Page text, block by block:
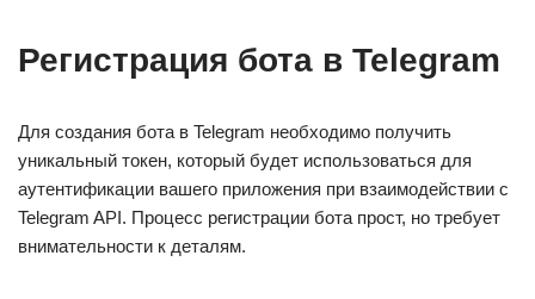
Регистрация бота в Telegram
Для создания бота в Telegram необходимо получить
уникальный токен, который будет использоваться для
аутентификации вашего приложения при взаимодействии с
Telegram API. Процесс регистрации бота прост, но требует
внимательности к деталям.